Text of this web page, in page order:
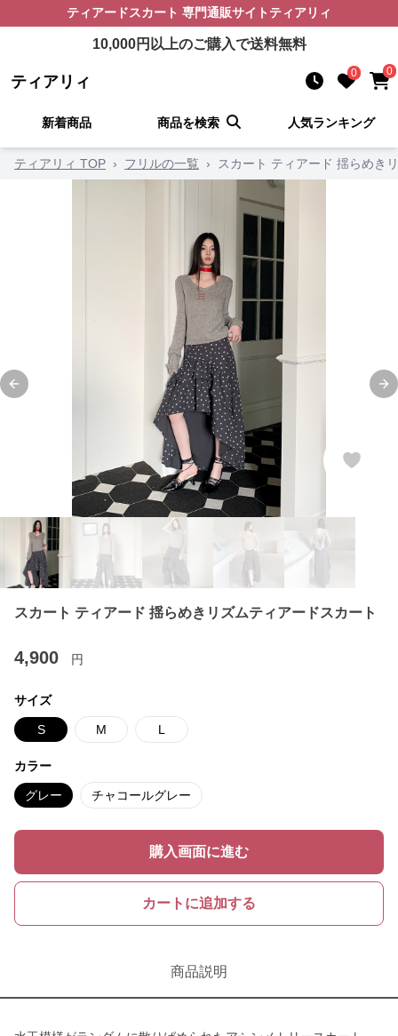
ティアードスカート 専門通販サイト ティアリィ
10,000円以上のご購入で送料無料
ティアリィ 0 0
新着商品 商品を検索 人気ランキング
ティアリィ TOP › フリルの一覧 › スカート ティアード 揺らめき
Previous slide
スカート ティアード 揺らめきリズムティアードスカート
4,900 円
サイズ
S M L
カラー
グレー チャコールグレー
購入画面に進む
カートに追加する
商品説明